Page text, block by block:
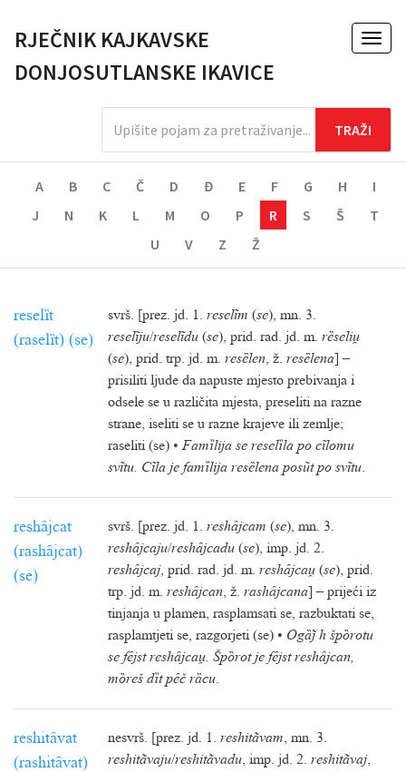
RJEČNIK KAJKAVSKE
DONJOSUTLANSKE IKAVICE
A B C Č D Đ E F G H
I
J
N K L M O P R S Š
T
U
V Z Ž
reselȉt
(raselȉt) (se)
svrš. [prez. jd. 1. reselĩm (se), mn. 3.
reselĩju/reselĩdu (se), prid. rad. jd. m. rȅseli
(se), prid. trp. jd. m. resȅlen, ž. resȅlena ] –
prisiliti ljude da napuste mjesto prebivanja i
odsele se u različita mjesta, preseliti na razne
strane, iseliti se u razne krajeve ili zemlje;
raseliti (se) •Famȉlija se reselȉla po cĩlomu
svĩtu. Cĩla je famȉlija resȅlena posũt po svĩtu.
reshȃjcat
(rashȃjcat)
(se)
svrš. [prez. jd. 1. reshȃjcam (se), mn. 3.
reshȃjcaju/reshȃjcadu (se), imp. jd. 2.
reshȃjcaj, prid. rad. jd. m. reshȃjca (se), prid.
trp. jd. m. reshȃjcan, ž. rashȃjcana ] – prijeći iz
tinjanja u plamen, rasplamsati se, razbuktati se,
rasplamtjeti se, razgorjeti (se) • Ogȁ h špȍrotu
se fȇjst reshȃjca. Špȍrot je fȇjst reshȃjcan,
mȍreš dȉt pȇč rȁcu.
reshitȃvat
(rashitȃvat)
nesvrš. [prez. jd. 1. reshitãvam, mn. 3.
reshitãvaju/reshitãvadu, imp. jd. 2. reshitãvaj,